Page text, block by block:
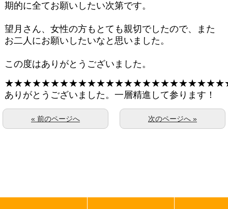
期的に全てお願いしたい次第です。
望月さん、女性の方もとても親切でしたので、また
お二人にお願いしたいなと思いました。
この度はありがとうございました。
ありがとうございました。一層精進して参ります！
次のページへ »
« 前のページへ